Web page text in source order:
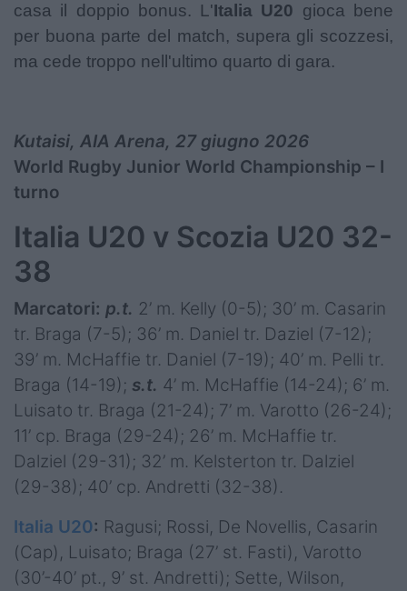
casa il doppio bonus. L'Italia U20 gioca bene
per buona parte del match, supera gli scozzesi,
ma cede troppo nell'ultimo quarto di gara.
Kutaisi, AIA Arena, 27 giugno 2026
World Rugby Junior World Championship – I
turno
Italia U20 v Scozia U20 32-
38
Marcatori: p.t. 2’ m. Kelly (0-5); 30’ m. Casarin
tr. Braga (7-5); 36’ m. Daniel tr. Daziel (7-12);
39’ m. McHaffie tr. Daniel (7-19); 40’ m. Pelli tr.
Braga (14-19); s.t. 4’ m. McHaffie (14-24); 6’ m.
Luisato tr. Braga (21-24); 7’ m. Varotto (26-24);
11’ cp. Braga (29-24); 26’ m. McHaffie tr.
Dalziel (29-31); 32’ m. Kelsterton tr. Dalziel
(29-38); 40’ cp. Andretti (32-38).
Italia U20: Ragusi; Rossi, De Novellis, Casarin
(Cap), Luisato; Braga (27’ st. Fasti), Varotto
(30’-40’ pt., 9’ st. Andretti); Sette, Wilson,